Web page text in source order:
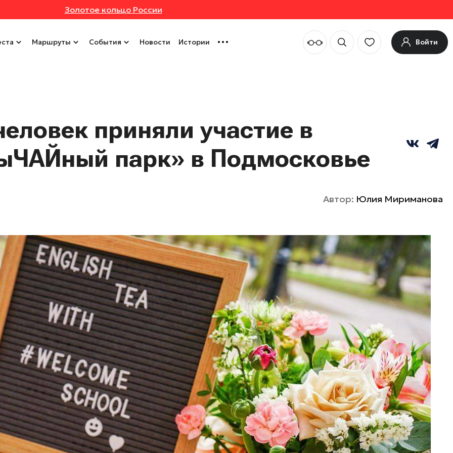
Золотое кольцо России
Маршруты События Новости Истории Войти
приняли участие в
парк» в Подмосковье
Автор: Юлия Мириманова